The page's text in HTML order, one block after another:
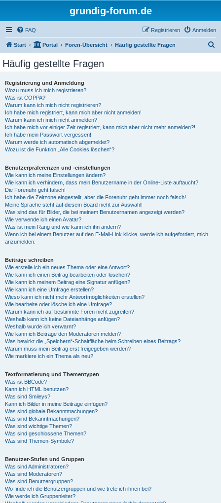
grundig-forum.de
FAQ Anmelden
Registrieren
Start Portal Foren-Übersicht Häufig gestellte Fragen
Häufig gestellte Fragen
Registrierung und Anmeldung
Wozu muss ich mich registrieren?
Was ist COPPA?
Warum kann ich mich nicht registrieren?
Ich habe mich registriert, kann mich aber nicht anmelden!
Warum kann ich mich nicht anmelden?
Ich habe mich vor einiger Zeit registriert, kann mich aber nicht mehr anmelden?!
Ich habe mein Passwort vergessen!
Warum werde ich automatisch abgemeldet?
Wozu ist die Funktion „Alle Cookies löschen“?
Benutzerpräferenzen und -einstellungen
Wie kann ich meine Einstellungen ändern?
Wie kann ich verhindern, dass mein Benutzername in der Online-Liste auftaucht?
Die Forenuhr geht falsch!
Ich habe die Zeitzone eingestellt, aber die Forenuhr geht immer noch falsch!
Meine Sprache steht auf diesem Board nicht zur Auswahl!
Was sind das für Bilder, die bei meinem Benutzernamen angezeigt werden?
Wie verwende ich einen Avatar?
Was ist mein Rang und wie kann ich ihn ändern?
Wenn ich bei einem Benutzer auf den E-Mail-Link klicke, werde ich aufgefordert, mich
anzumelden.
Beiträge schreiben
Wie erstelle ich ein neues Thema oder eine Antwort?
Wie kann ich einen Beitrag bearbeiten oder löschen?
Wie kann ich meinem Beitrag eine Signatur anfügen?
Wie kann ich eine Umfrage erstellen?
Wieso kann ich nicht mehr Antwortmöglichkeiten erstellen?
Wie bearbeite oder lösche ich eine Umfrage?
Warum kann ich auf bestimmte Foren nicht zugreifen?
Weshalb kann ich keine Dateianhänge anfügen?
Weshalb wurde ich verwarnt?
Wie kann ich Beiträge den Moderatoren melden?
Was bewirkt die „Speichern“-Schaltfläche beim Schreiben eines Beitrags?
Warum muss mein Beitrag erst freigegeben werden?
Wie markiere ich ein Thema als neu?
Textformatierung und Thementypen
Was ist BBCode?
Kann ich HTML benutzen?
Was sind Smileys?
Kann ich Bilder in meine Beiträge einfügen?
Was sind globale Bekanntmachungen?
Was sind Bekanntmachungen?
Was sind wichtige Themen?
Was sind geschlossene Themen?
Was sind Themen-Symbole?
Benutzer-Stufen und Gruppen
Was sind Administratoren?
Was sind Moderatoren?
Was sind Benutzergruppen?
Wo finde ich die Benutzergruppen und wie trete ich ihnen bei?
Wie werde ich Gruppenleiter?